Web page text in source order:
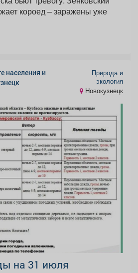
короед – заражены уже
населения и
Природа и
экология
Новокузнецк
на 31 июля